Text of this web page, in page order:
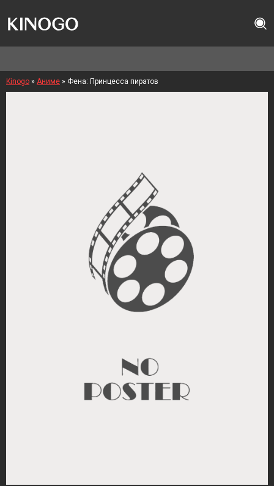
Kinogo » Аниме » Фена: Принцесса пиратов